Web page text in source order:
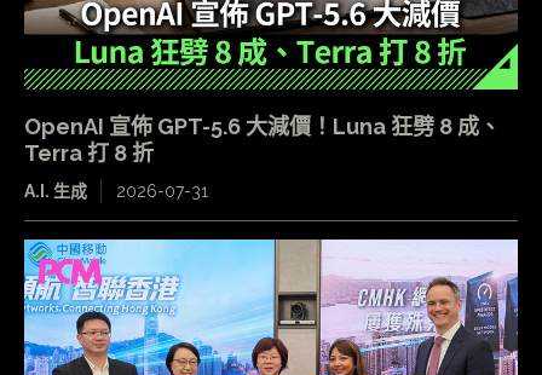
OpenAI 宣佈 GPT-5.6 大減價！Luna 狂劈 8 成、
Terra 打 8 折
A.I. 生成 2026-07-31